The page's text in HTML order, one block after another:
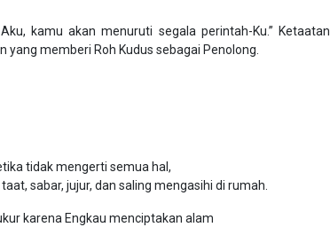
kamu akan menuruti segala perintah-Ku.” Ketaatan
memberi Roh Kudus sebagai Penolong.
tidak mengerti semua hal,
sabar, jujur, dan saling mengasihi di rumah.
karena Engkau menciptakan alam